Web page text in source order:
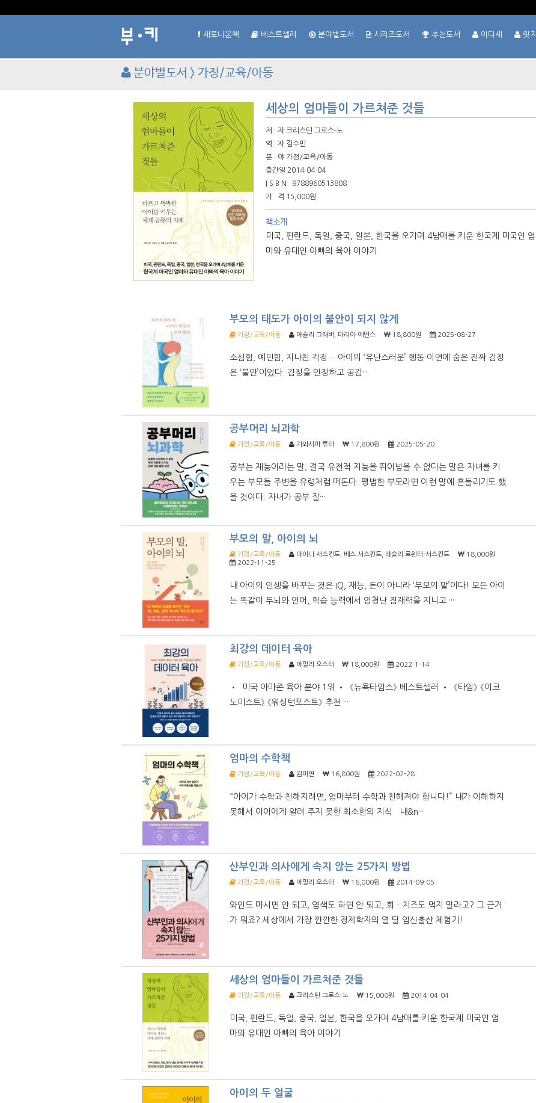
새로나온책 베스트셀러 분야별도서 시리즈도서 추천도서 이다새 릿지
분야별도서 > 가정/교육/아동
세상의 엄마들이 가르쳐준 것들
저 자 크리스틴 그로스-노
역 자 김수민
분 야 가정/교육/아동
출간일 2014-04-04
I S B N
9788960513808
가 격 15,000원
책소개
미국, 핀란드, 독일, 중국, 일본, 한국을 오가며 4남매를 키운 한국계 미국인 엄
마와 유대인 아빠의 육아 이야기
부모의 태도가 아이의 불안이 되지 않게
가정/교육/아동 애슐리 그래버, 마리아 에번스 18,800원 2025-08-27
소심함, 예민함, 지나친 걱정… 아이의 ‘유난스러운’ 행동 이면에 숨은 진짜 감정
은 ‘불안’이었다. 감정을 인정하고 공감···
공부머리 뇌과학
가정/교육/아동 가와시마 류타 17,800원 2025-05-20
공부는 재능이라는 말, 결국 유전적 지능을 뛰어넘을 수 없다는 말은 자녀를 키
우는 부모들 주변을 유령처럼 떠돈다. 평범한 부모라면 이런 말에 흔들리기도 했
을 것이다. 자녀가 공부 잘···
부모의 말, 아이의 뇌
가정/교육/아동 데이나 서스킨드, 베스 서스킨드, 레슬리 르윈터-서스킨드
18,000원
2022-11-25
내 아이의 인생을 바꾸는 것은 IQ, 재능, 돈이 아니라 ‘부모의 말’이다! 모든 아이
는 똑같이 두뇌와 언어, 학습 능력에서 엄청난 잠재력을 지니고 ···
최강의 데이터 육아
가정/교육/아동 에밀리 오스터 18,000원 2022-1-14
• 미국 아마존 육아 분야 1위 • 《뉴욕타임스》 베스트셀러 • 《타임》 《이코
노미스트》 《워싱턴포스트》 추천 ···
엄마의 수학책
가정/교육/아동 김미연 16,800원 2022-02-28
“아이가 수학과 친해지려면, 엄마부터 수학과 친해져야 합니다!” 내가 이해하지
못해서 아이에게 알려 주지 못한 최소한의 지식 내&n···
산부인과 의사에게 속지 않는 25가지 방법
가정/교육/아동 에밀리 오스터 16,000원 2014-09-05
와인도 마시면 안 되고, 염색도 하면 안 되고, 회ㆍ치즈도 먹지 말라고? 그 근거
가 뭐죠? 세상에서 가장 깐깐한 경제학자의 열 달 임신출산 체험기!
세상의 엄마들이 가르쳐준 것들
가정/교육/아동 크리스틴 그로스-노 15,000원 2014-04-04
미국, 핀란드, 독일, 중국, 일본, 한국을 오가며 4남매를 키운 한국계 미국인 엄
마와 유대인 아빠의 육아 이야기
아이의 두 얼굴